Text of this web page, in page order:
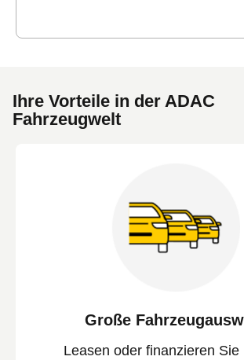
Ihre Vorteile in der ADAC
Fahrzeugwelt
Große
Leasen oder finanzieren Sie